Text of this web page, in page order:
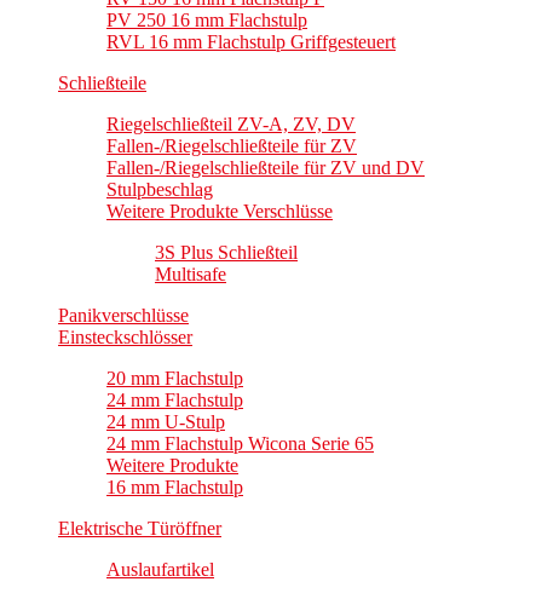
PV 250 16 mm Flachstulp
RVL 16 mm Flachstulp Griffgesteuert
Schließteile
Riegelschließteil ZV-A, ZV, DV
Fallen-/Riegelschließteile für ZV
Fallen-/Riegelschließteile für ZV und DV
Stulpbeschlag
Weitere Produkte Verschlüsse
3S Plus Schließteil
Multisafe
Panikverschlüsse
Einsteckschlösser
20 mm Flachstulp
24 mm Flachstulp
24 mm U-Stulp
24 mm Flachstulp Wicona Serie 65
Weitere Produkte
16 mm Flachstulp
Elektrische Türöffner
Auslaufartikel